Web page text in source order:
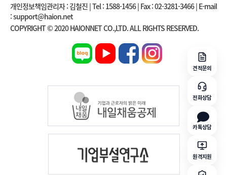
개인정보책임관리자 : 김철진 | Tel : 1588-1456 | Fax : 02-3281-3466 | E-mail
: support@haion.net
COPYRIGHT © 2020 HAIONNET CO.,LTD. ALL RIGHTS RESERVED.
견적문의
전화상담
카톡상담
원격지원